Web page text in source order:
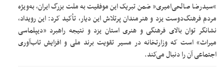
“سیدرضا صالحی‌امیری” ضمن تبریک این موفقیت به ملت بزرگ ایران، به‌ویژه
مردم فرهنگ‌دوست یزد و هنرمندان پرتلاش این دیار، تأکید کرد: این رویداد،
نشانگر توان بالای فرهنگی و هنری استان یزد و نتیجه راهبرد «دیپلماسی
میراث» است که وزارتخانه در مسیر تقویت برند ملی و افزایش تاب‌آوری
اجتماعی آن را دنبال می‌کند.